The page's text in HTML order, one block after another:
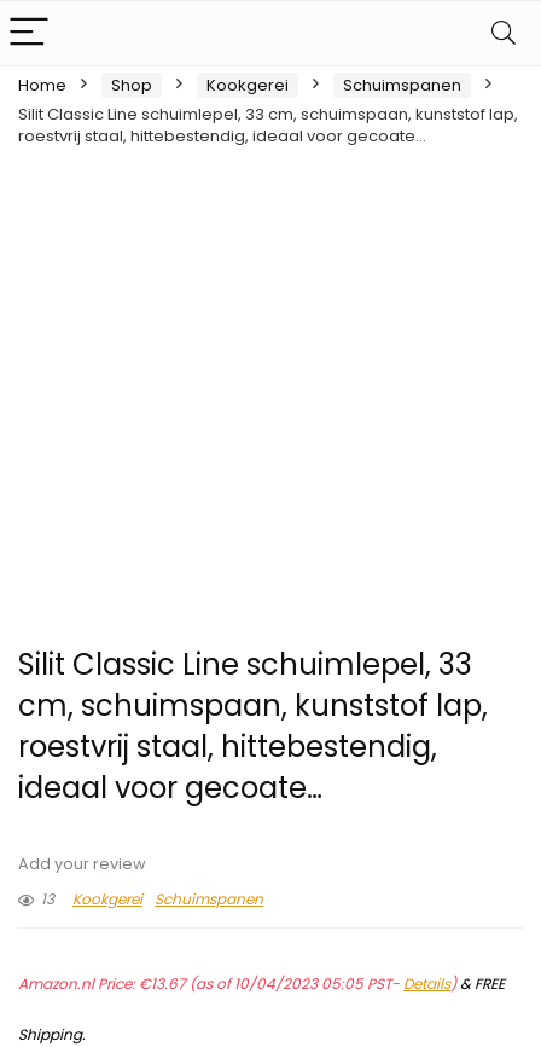
Home Shop Kookgerei
Schuimspanen
Silit Classic Line schuimlepel, 33 cm, schuimspaan, kunststof lap,
roestvrij staal, hittebestendig, ideaal voor gecoate…
Silit Classic Line schuimlepel, 33
cm, schuimspaan, kunststof lap,
roestvrij staal, hittebestendig,
ideaal voor gecoate…
Add your review
13
Kookgerei Schuimspanen
Amazon.nl Price:€13.67(as of 10/04/2023 05:05 PST- Details)&FREE
Shipping.